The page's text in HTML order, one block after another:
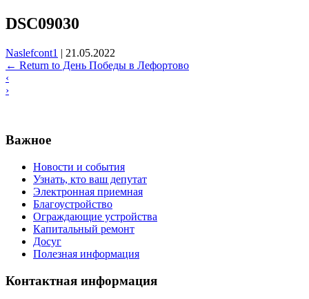
DSC09030
Naslefcont1 | 21.05.2022
← Return to День Победы в Лефортово
‹
›
Важное
Новости и события
Узнать, кто ваш депутат
Электронная приемная
Благоустройство
Ограждающие устройства
Капитальный ремонт
Досуг
Полезная информация
Контактная информация